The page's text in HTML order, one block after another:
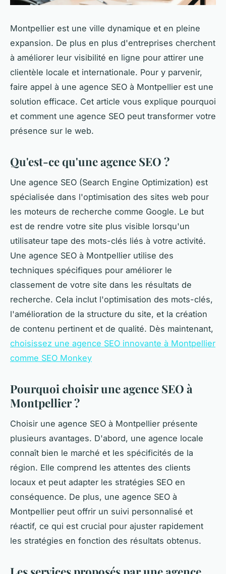
Montpellier est une ville dynamique et en pleine
expansion. De plus en plus d'entreprises cherchent
à améliorer leur visibilité en ligne pour attirer une
clientèle locale et internationale. Pour y parvenir,
faire appel à une agence SEO à Montpellier est une
solution efficace. Cet article vous explique pourquoi
et comment une agence SEO peut transformer votre
présence sur le web.
Qu'est-ce qu'une agence SEO ?
Une agence SEO (Search Engine Optimization) est
spécialisée dans l'optimisation des sites web pour
les moteurs de recherche comme Google. Le but
est de rendre votre site plus visible lorsqu'un
utilisateur tape des mots-clés liés à votre activité.
Une agence SEO à Montpellier utilise des
techniques spécifiques pour améliorer le
classement de votre site dans les résultats de
recherche. Cela inclut l'optimisation des mots-clés,
l'amélioration de la structure du site, et la création
de contenu pertinent et de qualité. Dès maintenant,
choisissez une agence SEO innovante à Montpellier
comme SEO Monkey
Pourquoi choisir une agence SEO à
Montpellier ?
Choisir une agence SEO à Montpellier présente
plusieurs avantages. D'abord, une agence locale
connaît bien le marché et les spécificités de la
région. Elle comprend les attentes des clients
locaux et peut adapter les stratégies SEO en
conséquence. De plus, une agence SEO à
Montpellier peut offrir un suivi personnalisé et
réactif, ce qui est crucial pour ajuster rapidement
les stratégies en fonction des résultats obtenus.